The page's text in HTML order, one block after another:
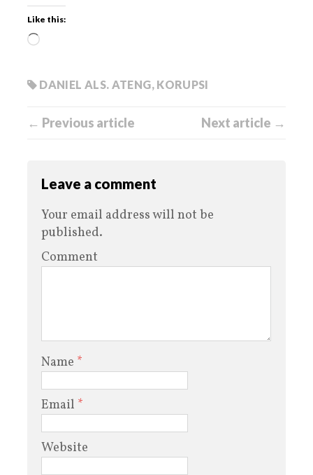
Like this:
DANIEL ALS. ATENG, KORUPSI
← Previous article Next article →
Leave a comment
Your email address will not be
published.
Comment
Name *
Email *
Website